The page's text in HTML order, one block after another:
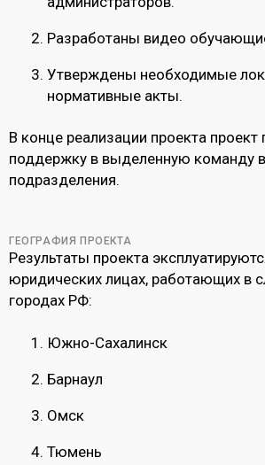
Разработаны видео
Утверждены необходимые
нормативные акты.
В конце реализации проекта проект
поддержку в выделенную команду
подразделения.
ГЕОГРАФИЯ ПРОЕКТА
Результаты проекта
юридических лицах, работающих в
городах РФ:
Южно-Сахалинск
Барнаул
Омск
Тюмень